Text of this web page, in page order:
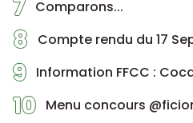
7 Comparons...
8 Compte rendu du 17
9 Information FFCC :
10 Menu concours